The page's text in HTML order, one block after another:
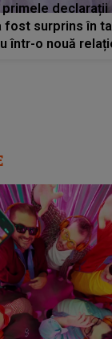
primele
fost surprins în
într-o nouă